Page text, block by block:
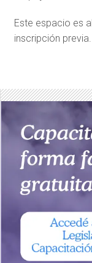
Este espacio es
inscripción previa.